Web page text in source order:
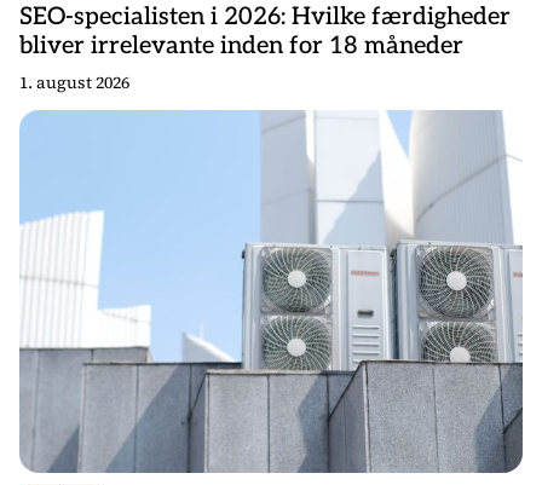
SEO-specialisten i 2026: Hvilke færdigheder
bliver irrelevante inden for 18 måneder
1. august 2026